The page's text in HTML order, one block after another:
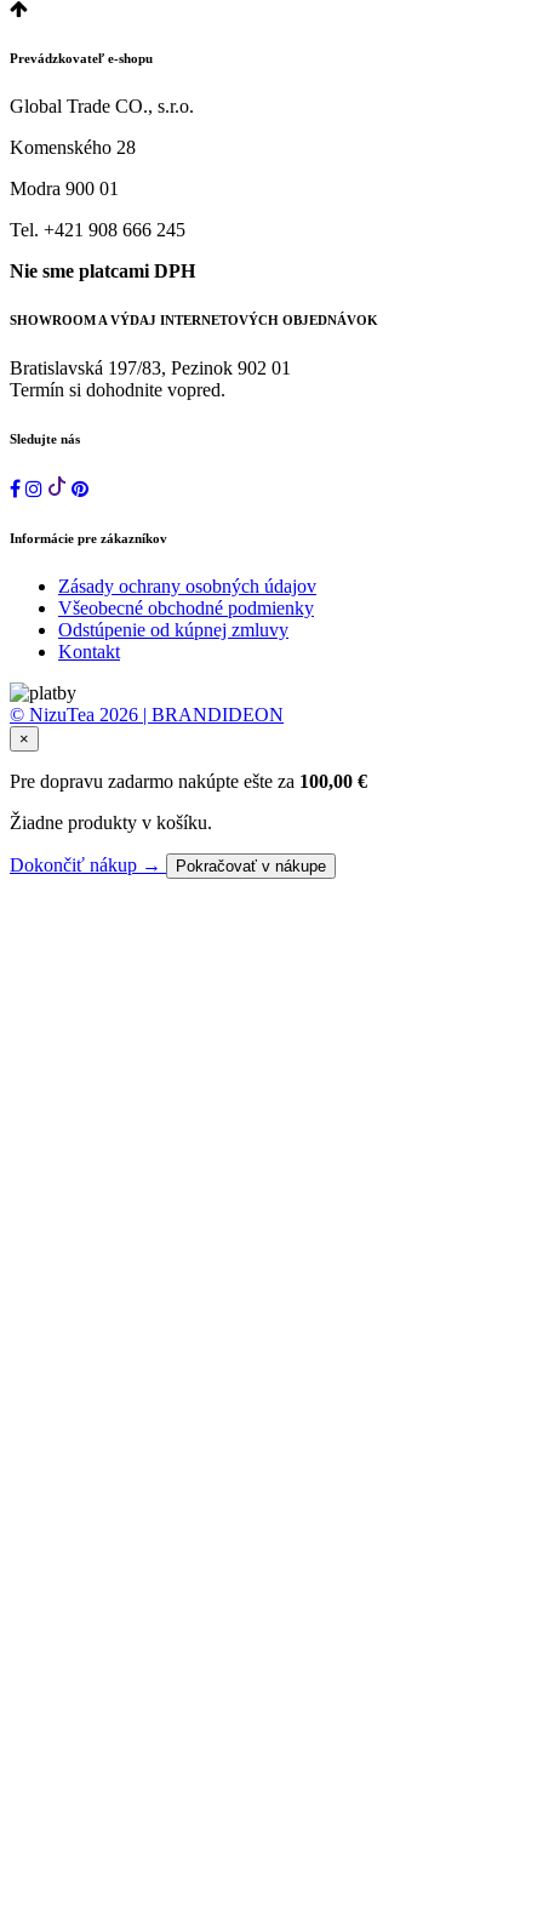
Prevádzkovateľ e-shopu
Global Trade CO., s.r.o.
Komenského 28
Modra 900 01
Tel. +421 908 666 245
Nie sme platcami DPH
SHOWROOM A VÝDAJ INTERNETOVÝCH OBJEDNÁVOK
Bratislavská 197/83, Pezinok 902 01
Termín si dohodnite vopred.
Sledujte nás
Informácie pre zákazníkov
Zásady ochrany osobných údajov
Všeobecné obchodné podmienky
Odstúpenie od kúpnej zmluvy
Kontakt
© NizuTea 2026 | BRANDIDEON
×
Pre dopravu zadarmo nakúpte ešte za 100,00 €
Žiadne produkty v košíku.
Dokončiť nákup → Pokračovať v nákupe